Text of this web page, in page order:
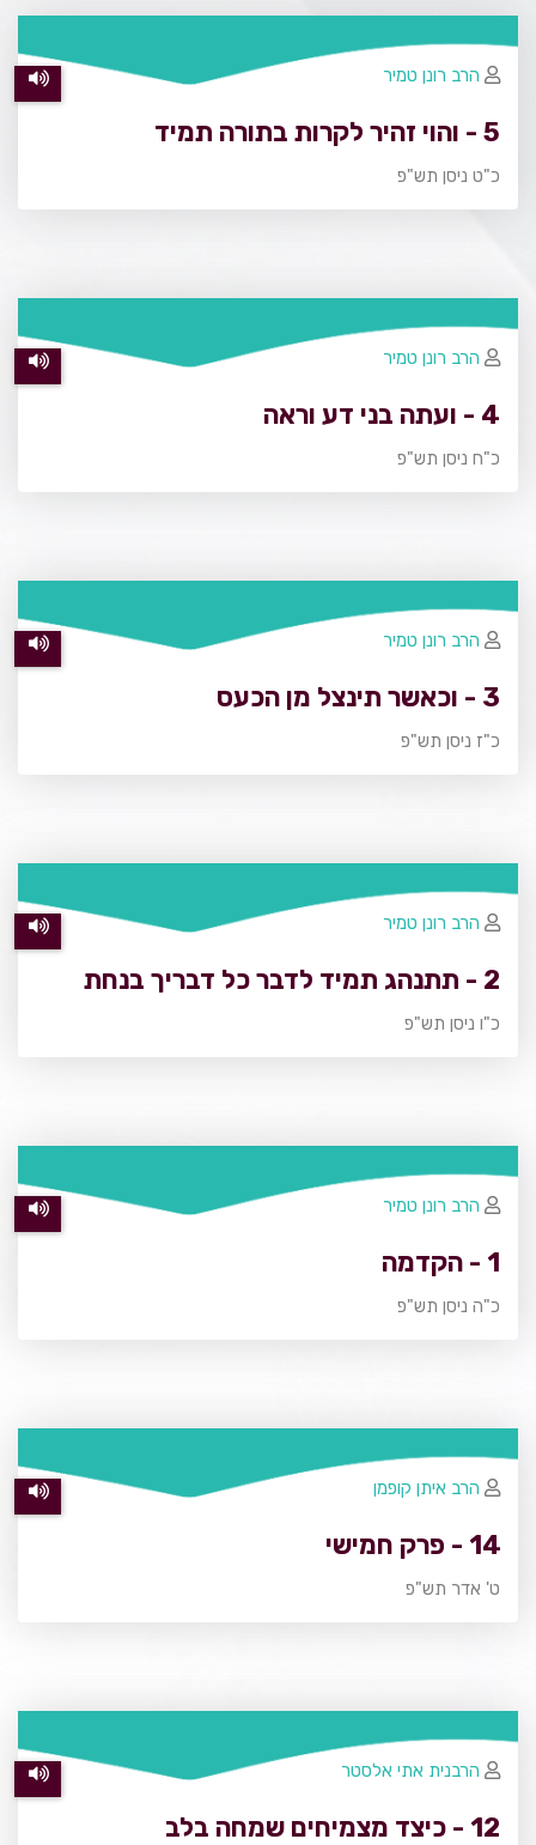
5 - והוי זהיר לקרות בתורה תמיד
כ"ט ניסן תש"פ
הרב רונן טמיר
4 - ועתה בני דע וראה
כ"ח ניסן תש"פ
הרב רונן טמיר
3 - וכאשר תינצל מן הכעס
כ"ז ניסן תש"פ
הרב רונן טמיר
2 - תתנהג תמיד לדבר כל דבריך בנחת
כ"ו ניסן תש"פ
הרב רונן טמיר
1 - הקדמה
כ"ה ניסן תש"פ
הרב רונן טמיר
14 - פרק חמישי
ט' אדר תש"פ
הרב איתן קופמן
12 - כיצד מצמיחים שמחה בלב
הרבנית אתי אלסטר